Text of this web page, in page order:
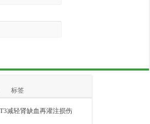
标签
减轻肾缺血再灌注损伤